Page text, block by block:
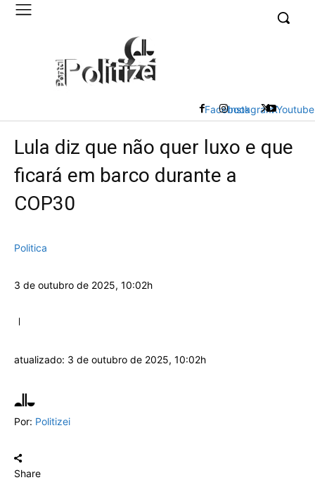
FacebookInstagramXYoutube
Lula diz que não quer luxo e que
ficará em barco durante a
COP30
Politica
3 de outubro de 2025, 10:02h
atualizado: 3 de outubro de 2025, 10:02h
Por: Politizei
Share